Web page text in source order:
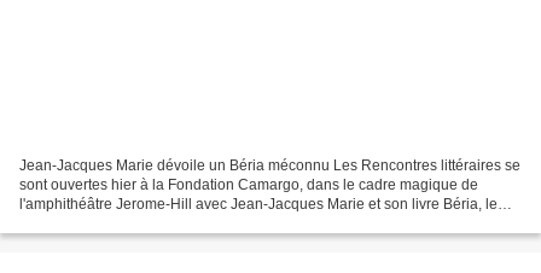
Jean-Jacques Marie dévoile un Béria méconnu Les Rencontres littéraires se
sont ouvertes hier à la Fondation Camargo, dans le cadre magique de
l'amphithéâtre Jerome-Hill avec Jean-Jacques Marie et son livre Béria, le